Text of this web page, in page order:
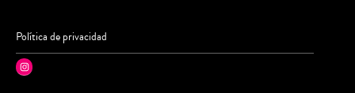
Política de privacidad
Instagram